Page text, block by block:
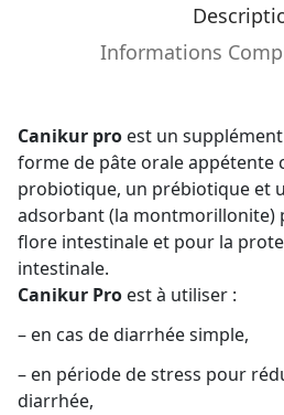
Informations
Canikur pro est un
forme de pâte orale appétente
probiotique, un prébiotique et
adsorbant (la montmorillonite)
flore intestinale et pour la
intestinale.
Canikur Pro est à utiliser :
– en cas de diarrhée simple,
– en période de stress pour
diarrhée,